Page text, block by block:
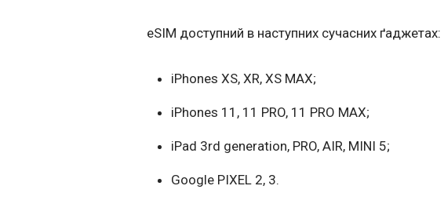
eSIM доступний в наступних сучасних ґаджетах:
iPhones XS, XR, XS MAX;
iPhones 11, 11 PRO, 11 PRO MAX;
iPad 3rd generation, PRO, AIR, MINI 5;
Google PIXEL 2, 3.